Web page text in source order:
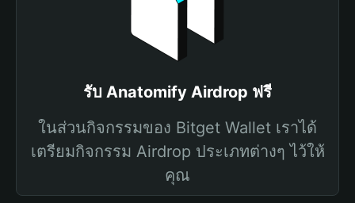
รับ Anatomify Airdrop ฟรี
ในส่วนกิจกรรมของ Bitget Wallet เราได้
เตรียมกิจกรรม Airdrop ประเภทต่างๆ ไว้ให้
คุณ